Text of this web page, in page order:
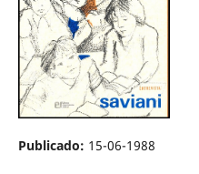
Publicado: 15-06-1988